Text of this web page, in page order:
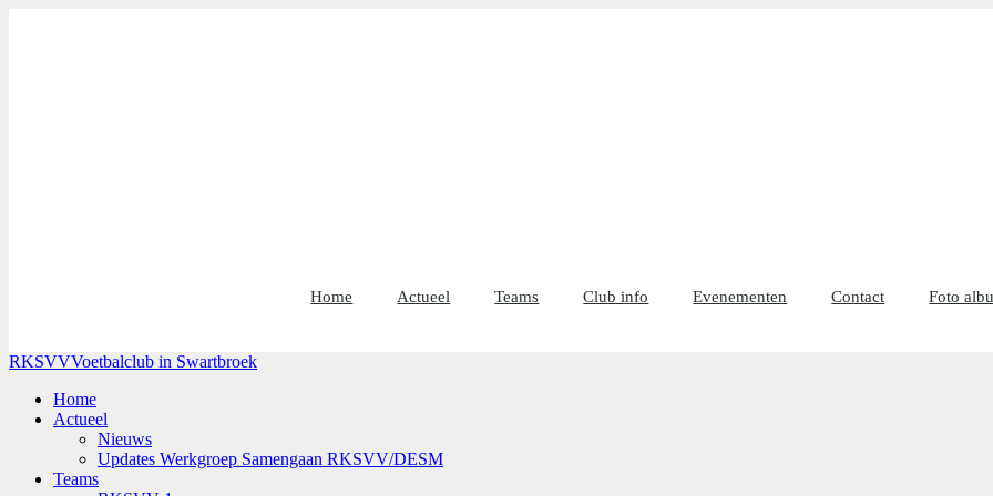
Home Actueel Teams Club info Evenementen Contact Foto
RKSVVVoetbalclub in Swartbroek
Home
Actueel
Nieuws
Updates Werkgroep Samengaan RKSVV/DESM
Teams